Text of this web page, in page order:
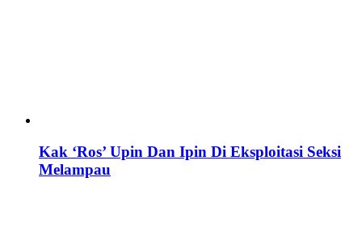
Kak ‘Ros’ Upin Dan Ipin Di Eksploitasi Seksi
Melampau